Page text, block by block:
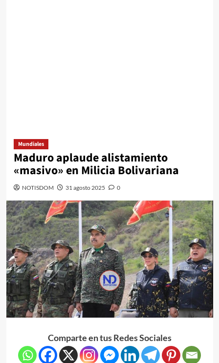
Mundiales
Maduro aplaude alistamiento
«masivo» en Milicia Bolivariana
NOTISDOM 31 agosto 2025 0
Comparte en tus Redes Sociales